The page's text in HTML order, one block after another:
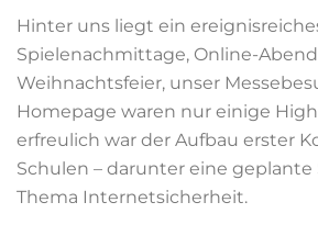
Hinter uns liegt ein
Spielenachmittage, Online-
Weihnachtsfeier, unser
Homepage waren nur einige
erfreulich war der Aufbau erster
Schulen – darunter eine
Thema Internetsicherheit.